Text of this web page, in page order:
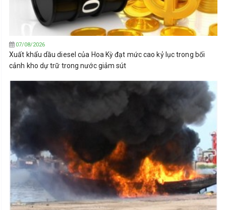
07/08/2026
Xuất khẩu dầu diesel của Hoa Kỳ đạt mức cao kỷ lục trong bối
cảnh kho dự trữ trong nước giảm sút